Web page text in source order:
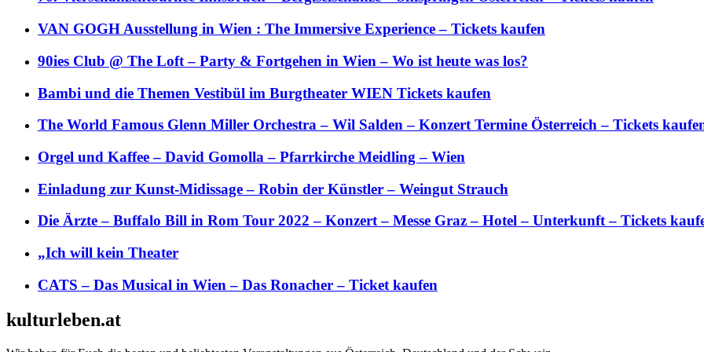
VAN GOGH Ausstellung in Wien : The Immersive Experience – Tickets kaufen
90ies Club @ The Loft – Party & Fortgehen in Wien – Wo ist heute was los?
Bambi und die Themen Vestibül im Burgtheater WIEN Tickets kaufen
The World Famous Glenn Miller Orchestra – Wil Salden – Konzert Termine Österreich – Tickets
Orgel und Kaffee – David Gomolla – Pfarrkirche Meidling – Wien
Einladung zur Kunst-Midissage – Robin der Künstler – Weingut Strauch
Die Ärzte – Buffalo Bill in Rom Tour 2022 – Konzert – Messe Graz – Hotel – Unterkunft – Tickets
„Ich will kein Theater
CATS – Das Musical in Wien – Das Ronacher – Ticket kaufen
kulturleben.at